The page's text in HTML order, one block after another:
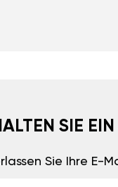
SIE
Sie Ihre E-